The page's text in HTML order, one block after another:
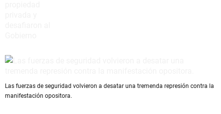
Las fuerzas de seguridad volvieron a desatar una tremenda represión contra la
manifestación opositora.